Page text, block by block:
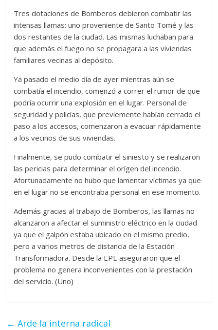
Tres dotaciones de Bomberos debieron combatir las
intensas llamas: uno proveniente de Santo Tomé y las
dos restantes de la ciudad. Las mismas luchaban para
que además el fuego no se propagara a las viviendas
familiares vecinas al depósito.
Ya pasado el medio día de ayer mientras aún se
combatía el incendio, comenzó a correr el rumor de que
podría ocurrir una explosión en el lugar. Personal de
seguridad y policías, que previemente habían cerrado el
paso a los accesos, comenzaron a evacuar rápidamente
a los vecinos de sus viviendas.
Finalmente, se pudo combatir el siniesto y se realizaron
las pericias para determinar el orígen del incendio.
Afortunadamente no hubo que lamentar víctimas ya que
en el lugar no se encontraba personal en ese momento.
Además gracias al trabajo de Bomberos, las llamas no
alcanzaron a afectar el suministro eléctrico en la ciudad
ya que el galpón estaba ubicado en el mismo predio,
pero a varios metros de distancia de la Estación
Transformadora. Desde la EPE aseguraron que el
problema no genera inconvenientes con la prestación
del servicio. (Uno)
← Arde la interna radical